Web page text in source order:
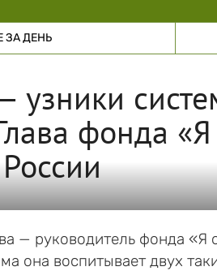
ЗА ДЕНЬ
узники
фонда
— руководитель фонда «Я
она воспитывает двух